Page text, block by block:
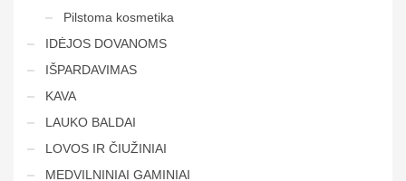
Pilstoma kosmetika
IDĖJOS DOVANOMS
IŠPARDAVIMAS
KAVA
LAUKO BALDAI
LOVOS IR ČIUŽINIAI
MEDVILNINIAI GAMINIAI